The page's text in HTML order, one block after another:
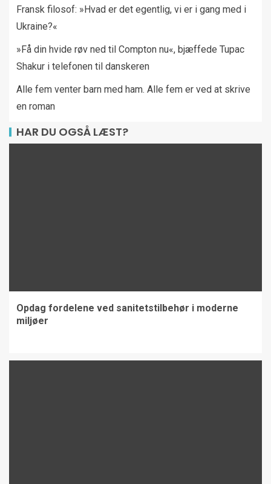
Fransk filosof: »Hvad er det egentlig, vi er i gang med i
Ukraine?«
»Få din hvide røv ned til Compton nu«, bjæffede Tupac
Shakur i telefonen til danskeren
Alle fem venter barn med ham. Alle fem er ved at skrive
en roman
HAR DU OGSÅ LÆST?
Opdag fordelene ved sanitetstilbehør i moderne
miljøer